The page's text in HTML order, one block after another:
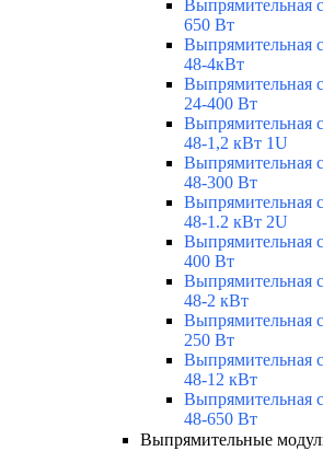
Выпрямительная
650 Вт
Выпрямительная
48-4кВт
Выпрямительная
24-400 Вт
Выпрямительная
48-1,2 кВт 1U
Выпрямительная
48-300 Вт
Выпрямительная
48-1.2 кВт 2U
Выпрямительная
400 Вт
Выпрямительная
48-2 кВт
Выпрямительная
250 Вт
Выпрямительная
48-12 кВт
Выпрямительная
48-650 Вт
Выпрямительные